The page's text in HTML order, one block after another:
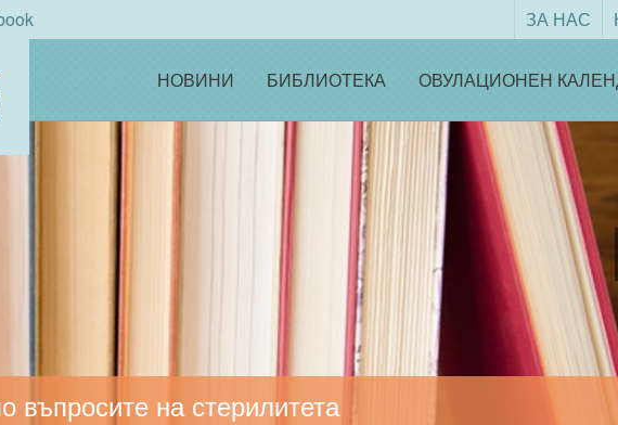
ЗА НАС
НОВИНИ БИБЛИОТЕКА ОВУЛАЦИОНЕН
на стерилитета